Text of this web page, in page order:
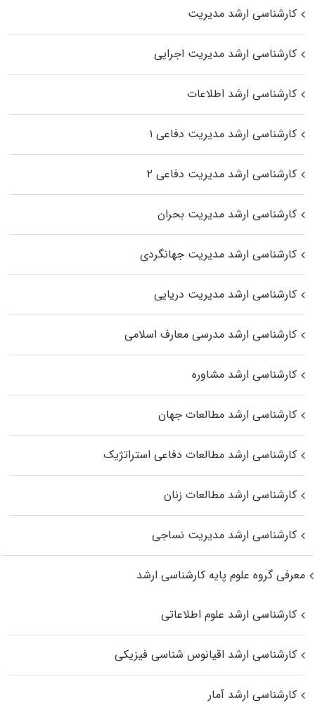
کارشناسی ارشد مدیریت
کارشناسی ارشد مدیریت اجرایی
کارشناسی ارشد اطلاعات
کارشناسی ارشد مدیریت دفاعی ۱
کارشناسی ارشد مدیریت دفاعی ۲
کارشناسی ارشد مدیریت بحران
کارشناسی ارشد مدیریت جهانگردی
کارشناسی ارشد مدیریت دریایی
کارشناسی ارشد مدرسی معارف اسلامی
کارشناسی ارشد مشاوره
کارشناسی ارشد مطالعات جهان
کارشناسی ارشد مطالعات دفاعی استراتژیک
کارشناسی ارشد مطالعات زنان
کارشناسی ارشد مدیریت نساجی
معرفی گروه علوم پایه کارشناسی ارشد
کارشناسی ارشد علوم اطلاعاتی
کارشناسی ارشد اقیانوس‌ شناسی فیزیکی
کارشناسی ارشد آمار